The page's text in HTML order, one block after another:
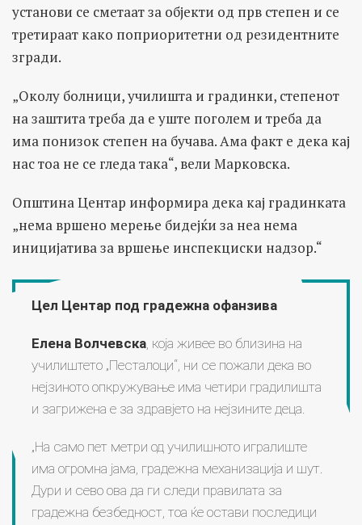
установи се сметаат за објекти од прв степен и се
третираат како поприоритетни од резидентните
згради.
„Околу болници, училишта и градинки, степенот
на заштита треба да е уште поголем и треба да
има понизок степен на бучава. Ама факт е дека кај
нас тоа не се гледа така“, вели Марковска.
Општина Центар информира дека кај градинката
„нема вршено мерење бидејќи за неа нема
иницијатива за вршење инспекциски надзор.“
Цел Центар под градежна офанзива
Елена Волчевска, која живее во близина на
училиштето „Песталоци“, ни се пожали дека во
нејзиното опкружување има четири градилишта
и загрижена е за здравјето на нејзините деца.
„На само пет метри од училишното игралиште
има огромна јама, градежна механизација и шут.
Дури и сево ова да ги следи правилата за
градежна безбедност, тоа ќе остави последици